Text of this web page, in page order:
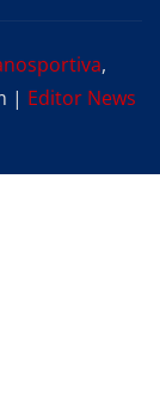
,
| Editor News